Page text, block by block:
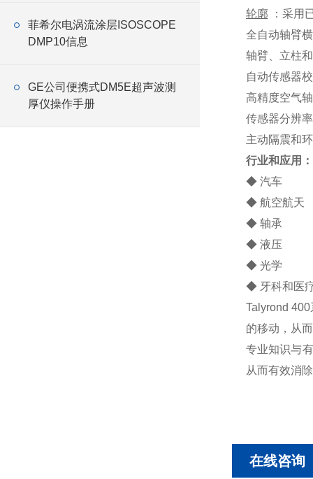
菲希尔电涡流涂层ISOSCOPE
DMP10信息
GE公司便携式DM5E超声波测
厚仪操作手册
轮廓：采用
全自动轴臂
轴臂、立柱
自动传感器
高精度空气
传感器分辨
主动隔震和
行业和应用：
◆ 汽车
◆ 航空航天
◆ 轴承
◆ 液压
◆ 光学
◆ 牙科和医
Talyrond
的移动，从
专业知识与
从而有效消
在线咨询